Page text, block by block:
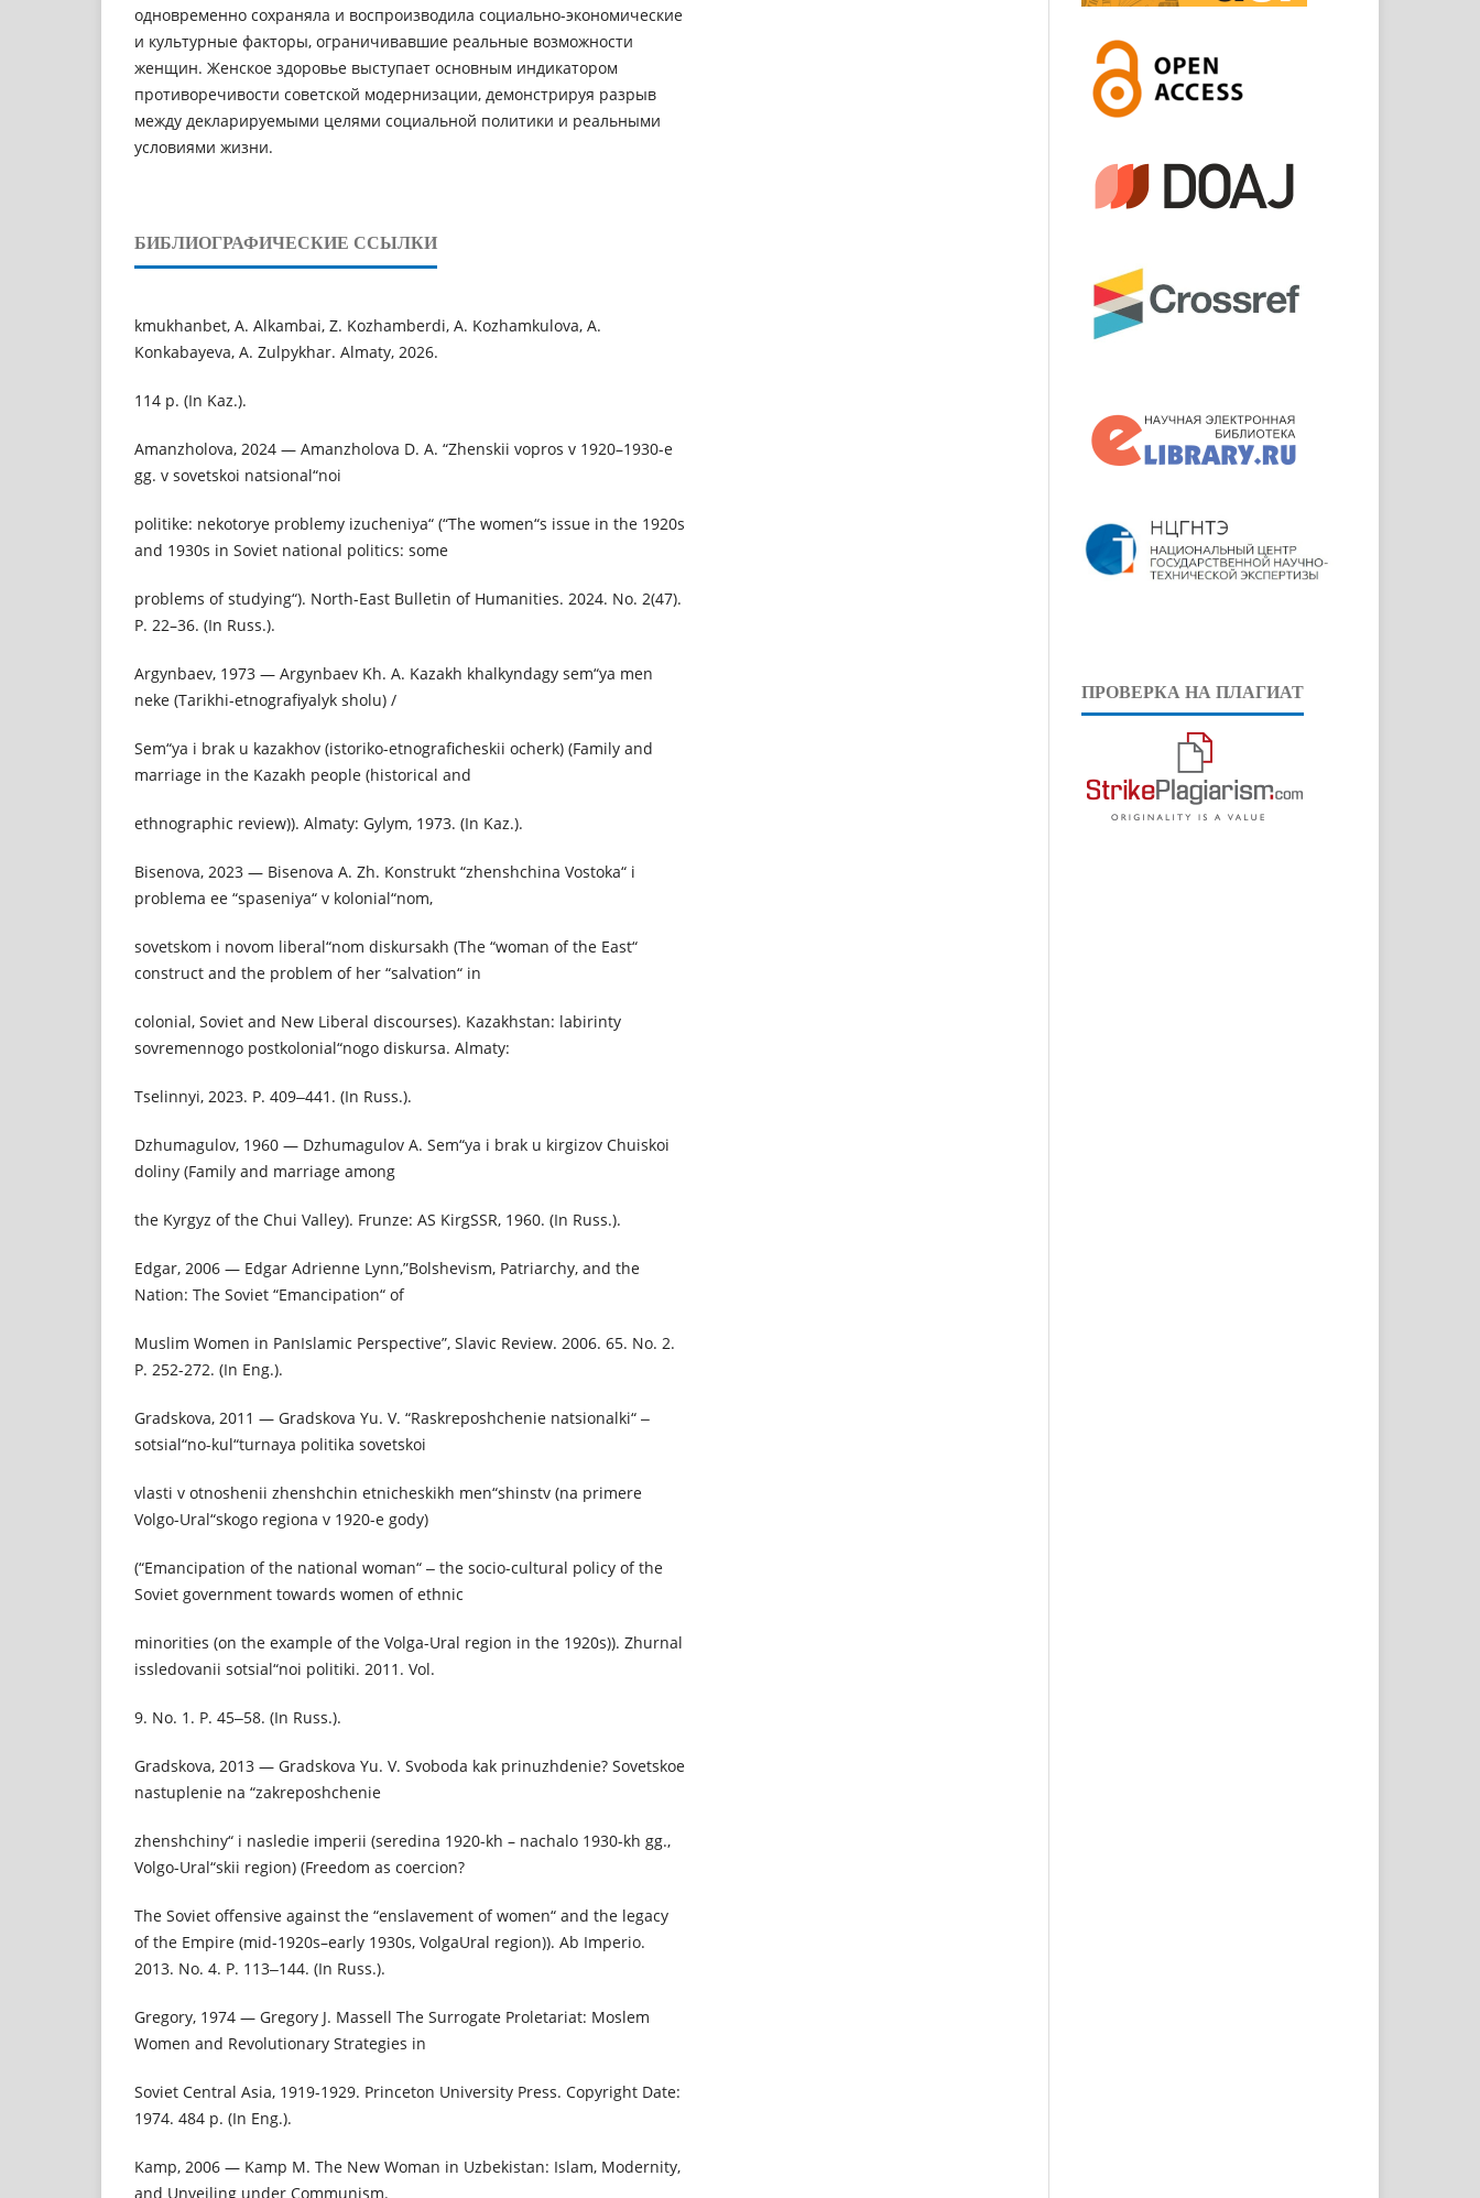
одновременно сохраняла и воспроизводила социально-экономические
и культурные факторы, ограничивавшие реальные возможности
женщин. Женское здоровье выступает основным индикатором
противоречивости советской модернизации, демонстрируя разрыв
между декларируемыми целями социальной политики и реальными
условиями жизни.
БИБЛИОГРАФИЧЕСКИЕ ССЫЛКИ
kmukhanbet, A. Alkambai, Z. Kozhamberdі, A. Kozhamkulova, A.
Konkabayeva, A. Zulpykhar. Almaty, 2026.
114 p. (In Kaz.).
Amanzholova, 2024 — Amanzholova D. A. “Zhenskii vopros v 1920–1930-e
gg. v sovetskoi natsional“noi
politike: nekotorye problemy izucheniya“ (“The women“s issue in the 1920s
and 1930s in Soviet national politics: some
problems of studying“). North-East Bulletin of Humanities. 2024. No. 2(47).
P. 22–36. (In Russ.).
Argynbaev, 1973 — Argynbaev Kh. A. Kazakh khalkyndagy sem“ya men
neke (Tarikhi-etnografiyalyk sholu) /
Sem“ya i brak u kazakhov (istoriko-etnograficheskii ocherk) (Family and
marriage in the Kazakh people (historical and
ethnographic review)). Almaty: Gylym, 1973. (In Kaz.).
Bisenova, 2023 — Bisenova A. Zh. Konstrukt “zhenshchina Vostoka“ i
problema ee “spaseniya“ v kolonial“nom,
sovetskom i novom liberal“nom diskursakh (The “woman of the East“
construct and the problem of her “salvation“ in
colonial, Soviet and New Liberal discourses). Kazakhstan: labirinty
sovremennogo postkolonial“nogo diskursa. Almaty:
Tselinnyi, 2023. P. 409‒441. (In Russ.).
Dzhumagulov, 1960 — Dzhumagulov A. Sem“ya i brak u kirgizov Chuiskoi
doliny (Family and marriage among
the Kyrgyz of the Chui Valley). Frunze: AS KirgSSR, 1960. (In Russ.).
Edgar, 2006 — Edgar Adrienne Lynn,”Bolshevism, Patriarchy, and the
Nation: The Soviet “Emancipation“ of
Muslim Women in PanIslamic Perspective”, Slavic Review. 2006. 65. No. 2.
P. 252-272. (In Eng.).
Gradskova, 2011 — Gradskova Yu. V. “Raskreposhchenie natsionalki“ ‒
sotsial“no-kul“turnaya politika sovetskoi
vlasti v otnoshenii zhenshchin etnicheskikh men“shinstv (na primere
Volgo-Ural“skogo regiona v 1920-e gody)
(“Emancipation of the national woman“ ‒ the socio-cultural policy of the
Soviet government towards women of ethnic
minorities (on the example of the Volga-Ural region in the 1920s)). Zhurnal
issledovanii sotsial“noi politiki. 2011. Vol.
9. No. 1. P. 45‒58. (In Russ.).
Gradskova, 2013 — Gradskova Yu. V. Svoboda kak prinuzhdenie? Sovetskoe
nastuplenie na “zakreposhchenie
zhenshchiny“ i nasledie imperii (seredina 1920-kh – nachalo 1930-kh gg.,
Volgo-Ural“skii region) (Freedom as coercion?
The Soviet offensive against the “enslavement of women“ and the legacy
of the Empire (mid-1920s–early 1930s, VolgaUral region)). Ab Imperio.
2013. No. 4. P. 113‒144. (In Russ.).
Gregory, 1974 — Gregory J. Massell The Surrogate Proletariat: Moslem
Women and Revolutionary Strategies in
Soviet Central Asia, 1919-1929. Princeton University Press. Copyright Date:
1974. 484 p. (In Eng.).
Kamp, 2006 — Kamp M. The New Woman in Uzbekistan: Islam, Modernity,
and Unveiling under Communism.
ПРОВЕРКА НА ПЛАГИАТ